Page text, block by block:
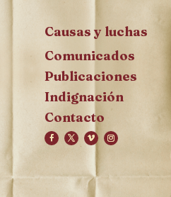
Causas y luchas
Comunicados
Publicaciones
Indignación
Contacto